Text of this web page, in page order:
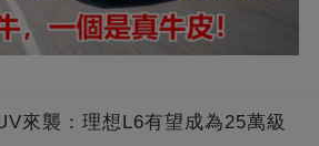
來襲：理想L6有望成為25萬級